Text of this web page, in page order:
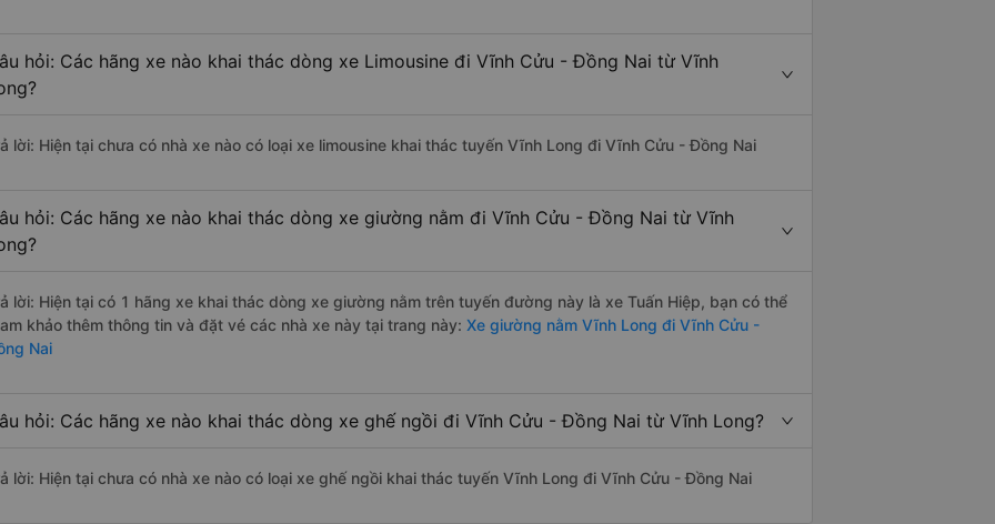
hỏi: Các hãng xe nào khai thác dòng xe Limousine đi Vĩnh Cửu - Đồng Nai từ Vĩnh
lời: Hiện tại chưa có nhà xe nào có loại xe limousine khai thác tuyến Vĩnh Long đi Vĩnh Cửu - Đồng Nai
hỏi: Các hãng xe nào khai thác dòng xe giường nằm đi Vĩnh Cửu - Đồng Nai từ Vĩnh
lời: Hiện tại có 1 hãng xe khai thác dòng xe giường nằm trên tuyến đường này là xe Tuấn Hiệp, bạn có thể
khảo thêm thông tin và đặt vé các nhà xe này tại trang này: Xe giường nằm Vĩnh Long đi Vĩnh Cửu -
Nai
hỏi: Các hãng xe nào khai thác dòng xe ghế ngồi đi Vĩnh Cửu - Đồng Nai từ Vĩnh Long?
lời: Hiện tại chưa có nhà xe nào có loại xe ghế ngồi khai thác tuyến Vĩnh Long đi Vĩnh Cửu - Đồng Nai